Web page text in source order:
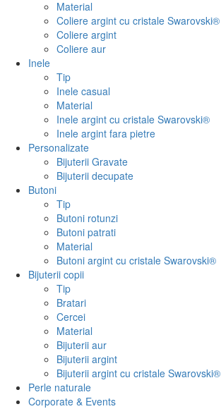
Material
Coliere argint cu cristale Swarovski®
Coliere argint
Coliere aur
Inele
Tip
Inele casual
Material
Inele argint cu cristale Swarovski®
Inele argint fara pietre
Personalizate
Bijuterii Gravate
Bijuterii decupate
Butoni
Tip
Butoni rotunzi
Butoni patrati
Material
Butoni argint cu cristale Swarovski®
Bijuterii copii
Tip
Bratari
Cercei
Material
Bijuterii aur
Bijuterii argint
Bijuterii argint cu cristale Swarovski®
Perle naturale
Corporate & Events